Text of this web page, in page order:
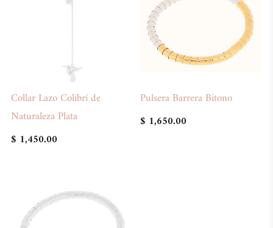
Collar Lazo Colibrí de
Naturaleza Plata
$ 1,450.00
Pulsera Barrera Bitono
$ 1,650.00